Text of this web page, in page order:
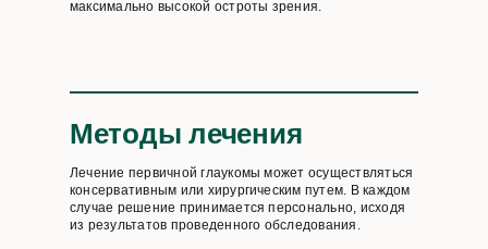
максимально высокой остроты зрения.
Методы лечения
Лечение первичной глаукомы может осуществляться
консервативным или хирургическим путем. В каждом
случае решение принимается персонально, исходя
из результатов проведенного обследования.